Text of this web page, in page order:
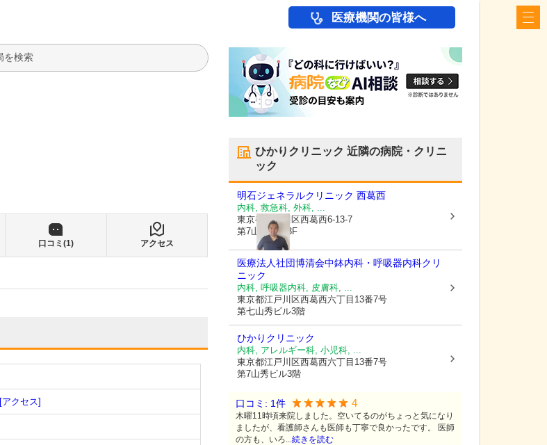
医療機関の皆様へ
検索
口コミ(1) アクセス
[アクセス]
ひかりクリニック 近隣の病院・クリニ
ック
明石ジェネラルクリニック 西葛西
内科, 救急科, 外科, ...
東京都江戸川区西葛西6-13-7
第7山秀ビル3F
医療法人社団博清会中鉢内科・呼吸器内科クリ
ニック
内科, 呼吸器内科, 皮膚科, ...
東京都江戸川区西葛西六丁目13番7号
第七山秀ビル3階
ひかりクリニック
内科, アレルギー科, 小児科, ...
東京都江戸川区西葛西六丁目13番7号
第7山秀ビル3階
口コミ: 1件 4
木曜11時頃来院しました。空いてるのがちょっと気になり
ましたが、看護師さんも医師も丁寧で良かったです。 医師
の方も、いろ...続きを読む